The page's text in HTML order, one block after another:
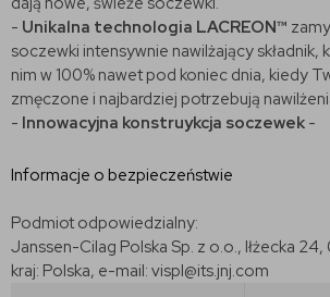
- Unikalna technologia LACREON™
soczewki intensywnie nawilżający
nim w 100% nawet pod koniec dnia, kiedy
zmęczone i najbardziej potrzebują
- Innowacyjna konstruykcja soczewek -
Informacje o bezpieczeństwie
Podmiot odpowiedzialny:
Janssen-Cilag Polska Sp. z o.o., Iłżecka
kraj: Polska, e-mail: vispl@its.jnj.com